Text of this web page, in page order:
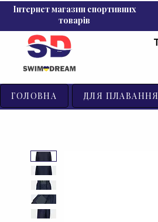
Інтернет магазин спортивних
товарів
ГОЛОВНА ДЛЯ ПЛАВАННЯ